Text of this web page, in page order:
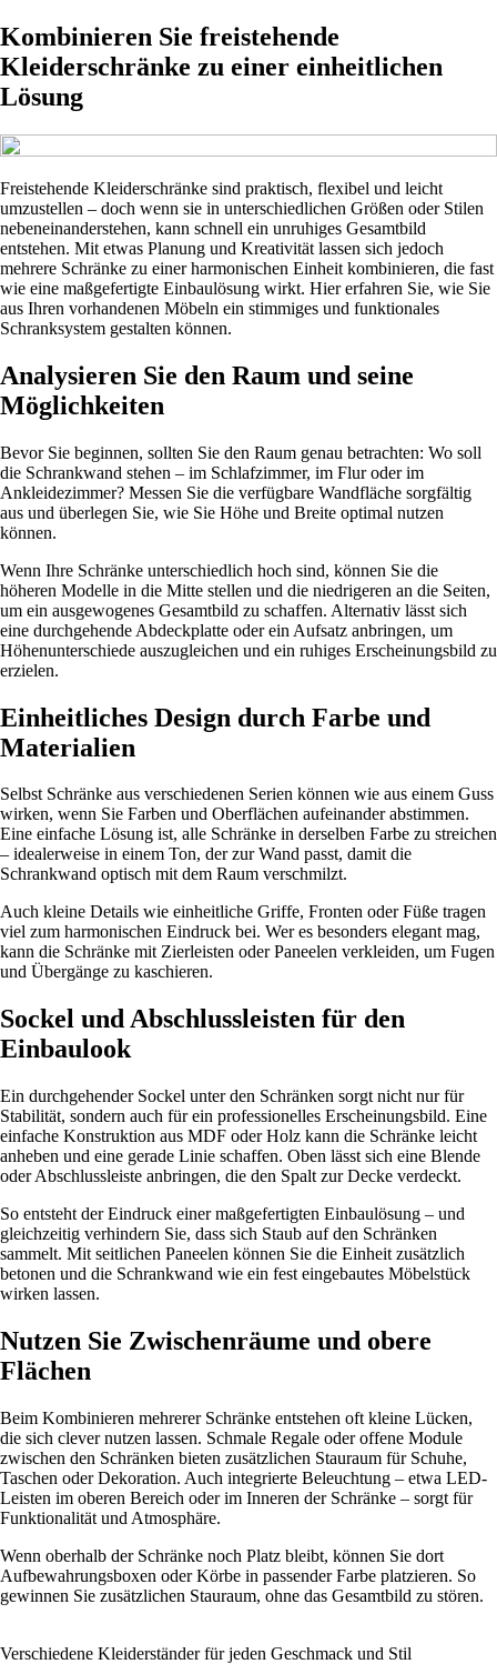
Kombinieren Sie freistehende
Kleiderschränke zu einer einheitlichen
Lösung
Freistehende Kleiderschränke sind praktisch, flexibel und leicht
umzustellen – doch wenn sie in unterschiedlichen Größen oder Stilen
nebeneinanderstehen, kann schnell ein unruhiges Gesamtbild
entstehen. Mit etwas Planung und Kreativität lassen sich jedoch
mehrere Schränke zu einer harmonischen Einheit kombinieren, die fast
wie eine maßgefertigte Einbaulösung wirkt. Hier erfahren Sie, wie Sie
aus Ihren vorhandenen Möbeln ein stimmiges und funktionales
Schranksystem gestalten können.
Analysieren Sie den Raum und seine
Möglichkeiten
Bevor Sie beginnen, sollten Sie den Raum genau betrachten: Wo soll
die Schrankwand stehen – im Schlafzimmer, im Flur oder im
Ankleidezimmer? Messen Sie die verfügbare Wandfläche sorgfältig
aus und überlegen Sie, wie Sie Höhe und Breite optimal nutzen
können.
Wenn Ihre Schränke unterschiedlich hoch sind, können Sie die
höheren Modelle in die Mitte stellen und die niedrigeren an die Seiten,
um ein ausgewogenes Gesamtbild zu schaffen. Alternativ lässt sich
eine durchgehende Abdeckplatte oder ein Aufsatz anbringen, um
Höhenunterschiede auszugleichen und ein ruhiges Erscheinungsbild zu
erzielen.
Einheitliches Design durch Farbe und
Materialien
Selbst Schränke aus verschiedenen Serien können wie aus einem Guss
wirken, wenn Sie Farben und Oberflächen aufeinander abstimmen.
Eine einfache Lösung ist, alle Schränke in derselben Farbe zu streichen
– idealerweise in einem Ton, der zur Wand passt, damit die
Schrankwand optisch mit dem Raum verschmilzt.
Auch kleine Details wie einheitliche Griffe, Fronten oder Füße tragen
viel zum harmonischen Eindruck bei. Wer es besonders elegant mag,
kann die Schränke mit Zierleisten oder Paneelen verkleiden, um Fugen
und Übergänge zu kaschieren.
Sockel und Abschlussleisten für den
Einbaulook
Ein durchgehender Sockel unter den Schränken sorgt nicht nur für
Stabilität, sondern auch für ein professionelles Erscheinungsbild. Eine
einfache Konstruktion aus MDF oder Holz kann die Schränke leicht
anheben und eine gerade Linie schaffen. Oben lässt sich eine Blende
oder Abschlussleiste anbringen, die den Spalt zur Decke verdeckt.
So entsteht der Eindruck einer maßgefertigten Einbaulösung – und
gleichzeitig verhindern Sie, dass sich Staub auf den Schränken
sammelt. Mit seitlichen Paneelen können Sie die Einheit zusätzlich
betonen und die Schrankwand wie ein fest eingebautes Möbelstück
wirken lassen.
Nutzen Sie Zwischenräume und obere
Flächen
Beim Kombinieren mehrerer Schränke entstehen oft kleine Lücken,
die sich clever nutzen lassen. Schmale Regale oder offene Module
zwischen den Schränken bieten zusätzlichen Stauraum für Schuhe,
Taschen oder Dekoration. Auch integrierte Beleuchtung – etwa LED-
Leisten im oberen Bereich oder im Inneren der Schränke – sorgt für
Funktionalität und Atmosphäre.
Wenn oberhalb der Schränke noch Platz bleibt, können Sie dort
Aufbewahrungsboxen oder Körbe in passender Farbe platzieren. So
gewinnen Sie zusätzlichen Stauraum, ohne das Gesamtbild zu stören.
Verschiedene Kleiderständer für jeden Geschmack und Stil